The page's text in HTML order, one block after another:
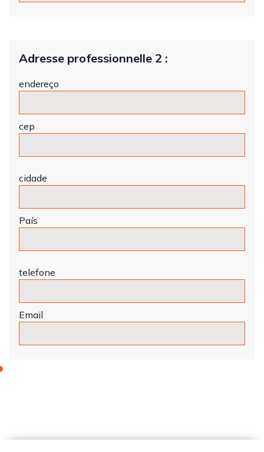
Adresse professionnelle 2 :
endereço
cep
cidade
País
telefone
Email